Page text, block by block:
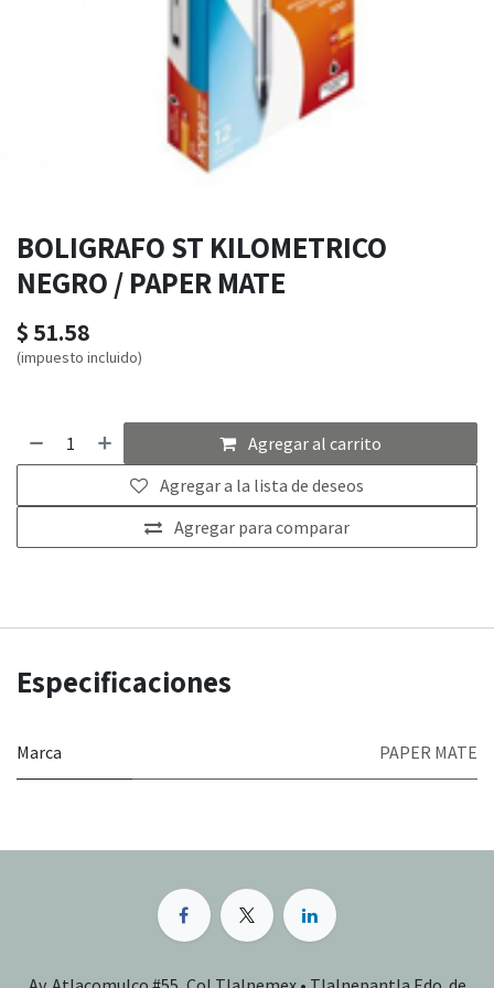
BOLIGRAFO ST KILOMETRICO
NEGRO / PAPER MATE
$ 51.58
(impuesto incluido)
Agregar al carrito
Agregar para comparar
Agregar a la lista de deseos
Especificaciones
Marca PAPER MATE